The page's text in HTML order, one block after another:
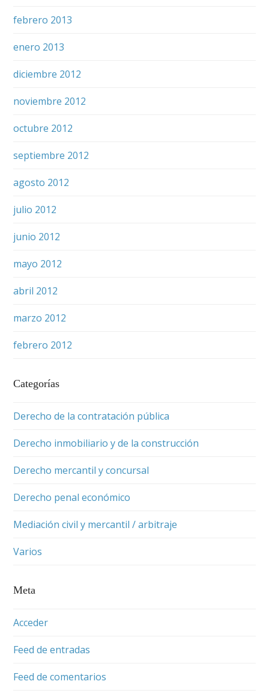
febrero 2013
enero 2013
diciembre 2012
noviembre 2012
octubre 2012
septiembre 2012
agosto 2012
julio 2012
junio 2012
mayo 2012
abril 2012
marzo 2012
febrero 2012
Categorías
Derecho de la contratación pública
Derecho inmobiliario y de la construcción
Derecho mercantil y concursal
Derecho penal económico
Mediación civil y mercantil / arbitraje
Varios
Meta
Acceder
Feed de entradas
Feed de comentarios